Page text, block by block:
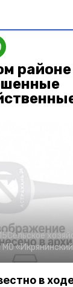
районе
Сельское
МО
в